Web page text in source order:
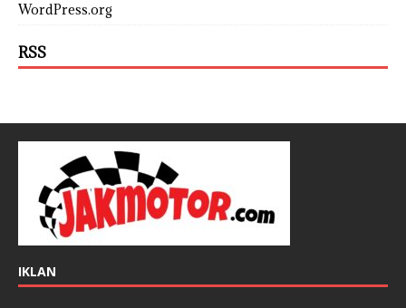
WordPress.org
RSS
IKLAN